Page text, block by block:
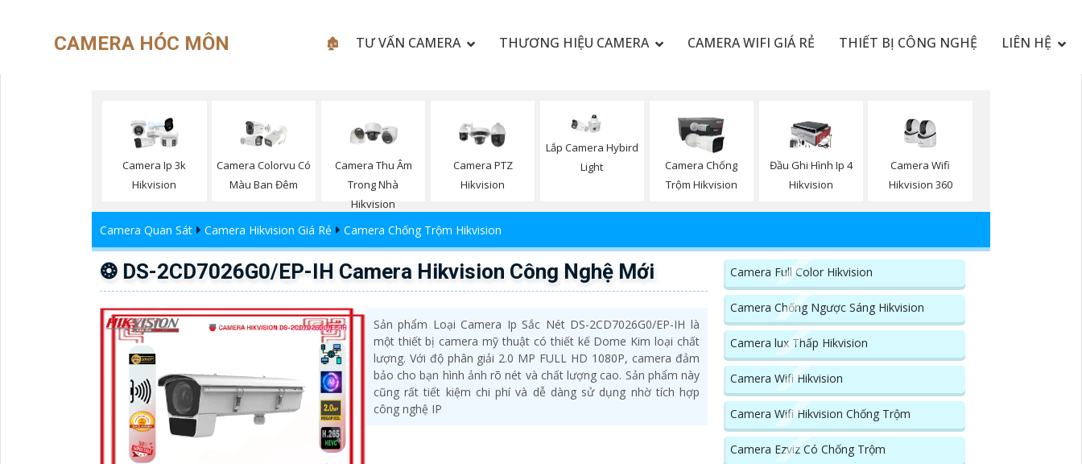
CAMERA HÓC MÔN 🏚 TƯ VẤN CAMERA THƯƠNG HIỆU CAMERA CAMERA WIFI GIÁ RẺ THIẾT BỊ CÔNG NGHỆ LIÊN HỆ
Camera Ip 3k
Hikvision
Camera Colorvu Có
Màu Ban Đêm
Camera Thu Âm
Trong Nhà
Hikvision
Camera PTZ
Hikvision
Lắp Camera Hybird
Light
Camera Chống
Trộm Hikvision
Đầu Ghi Hình Ip 4
Hikvision
Camera Wifi
Hikvision 360
Camera Quan Sát Camera Hikvision Giá Rẻ Camera Chống Trộm Hikvision
❂ DS-2CD7026G0/EP-IH Camera Hikvision Công Nghệ Mới
Sản phẩm Loại Camera Ip Sắc Nét DS-2CD7026G0/EP-IH là
một thiết bị camera mỹ thuật có thiết kế Dome Kim loại chất
lượng. Với độ phân giải 2.0 MP FULL HD 1080P, camera đảm
bảo cho bạn hình ảnh rõ nét và chất lượng cao. Sản phẩm này
cũng rất tiết kiệm chi phí và dễ dàng sử dụng nhờ tích hợp
công nghệ IP
Camera Full Color Hikvision
Camera Chống Ngược Sáng Hikvision
Camera lux Thấp Hikvision
Camera Wifi Hikvision
Camera Wifi Hikvision Chống Trộm
Camera Ezviz Có Chống Trộm